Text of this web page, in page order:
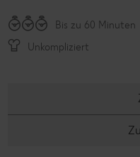
Bis zu 60 Minuten
Unkompliziert